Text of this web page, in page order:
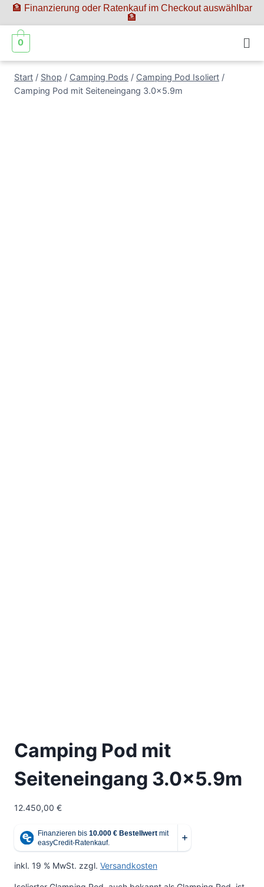
🏦 Finanzierung oder Ratenkauf im Checkout auswählbar
🏦
0
Start / Shop / Camping Pods / Camping Pod Isoliert /
Camping Pod mit Seiteneingang 3.0×5.9m
Camping Pod mit
Seiteneingang 3.0×5.9m
12.450,00 €
inkl. 19 % MwSt. zzgl. Versandkosten